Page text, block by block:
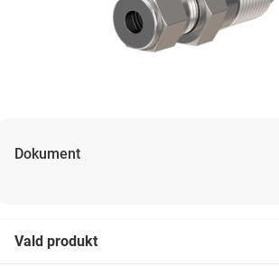
Dokument
Vald produkt